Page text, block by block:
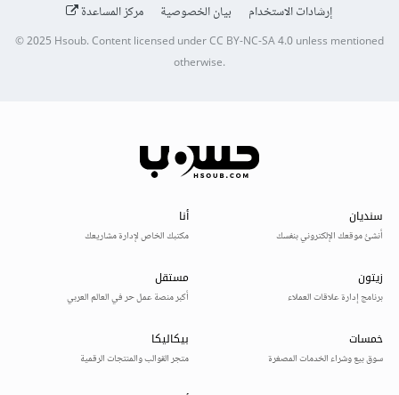
إرشادات الاستخدام
بيان الخصوصية مركز المساعدة
© 2025Hsoub.Content licensed underCC BY-NC-SA 4.0unless mentioned
otherwise.